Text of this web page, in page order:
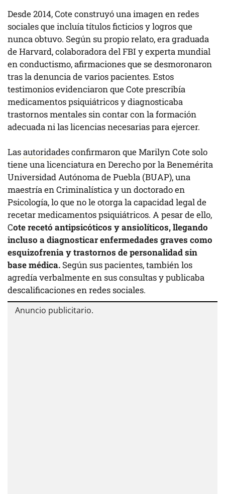
Desde 2014, Cote construyó una imagen en redes
sociales que incluía títulos ficticios y logros que
nunca obtuvo. Según su propio relato, era graduada
de Harvard, colaboradora del FBI y experta mundial
en conductismo, afirmaciones que se desmoronaron
tras la denuncia de varios pacientes. Estos
testimonios evidenciaron que Cote prescribía
medicamentos psiquiátricos y diagnosticaba
trastornos mentales sin contar con la formación
adecuada ni las licencias necesarias para ejercer.
Lasautoridadesconfirmaron que Marilyn Cote solo
tiene una licenciatura en Derecho por la Benemérita
Universidad Autónoma de Puebla (BUAP), una
maestría en Criminalística y un doctorado en
Psicología, lo que no le otorga la capacidad legal de
recetar medicamentos psiquiátricos. A pesar de ello,
Cote recetó antipsicóticos y ansiolíticos, llegando
incluso a diagnosticar enfermedades graves como
esquizofrenia y trastornos de personalidad sin
base médica. Según sus pacientes, también los
agredía verbalmente en sus consultas y publicaba
descalificaciones en redes sociales.